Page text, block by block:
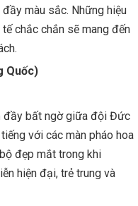
màu sắc. Những hiệu
chắc chắn sẽ mang đến
Quốc)
đầy bất ngờ giữa đội Đức
với các màn pháo hoa
đẹp mắt trong khi
hiện đại, trẻ trung và